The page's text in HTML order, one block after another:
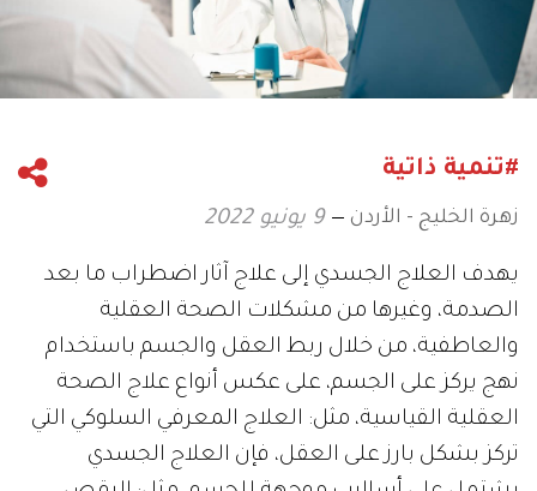
#تنمية ذاتية
زهرة الخليج - الأردن 9 يونيو 2022
يهدف العلاج الجسدي إلى علاج آثار اضطراب ما بعد
الصدمة، وغيرها من مشكلات الصحة العقلية
والعاطفية، من خلال ربط العقل والجسم باستخدام
نهج يركز على الجسم، على عكس أنواع علاج الصحة
العقلية القياسية، مثل: العلاج المعرفي السلوكي التي
تركز بشكل بارز على العقل، فإن العلاج الجسدي